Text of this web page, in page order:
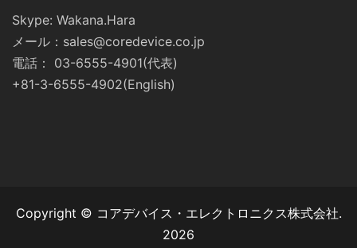
Skype: Wakana.Hara
メール：sales@coredevice.co.jp
電話： 03-6555-4901(代表)
+81-3-6555-4902(English)
Copyright © コアデバイス・エレクトロニクス株式会社.
2026